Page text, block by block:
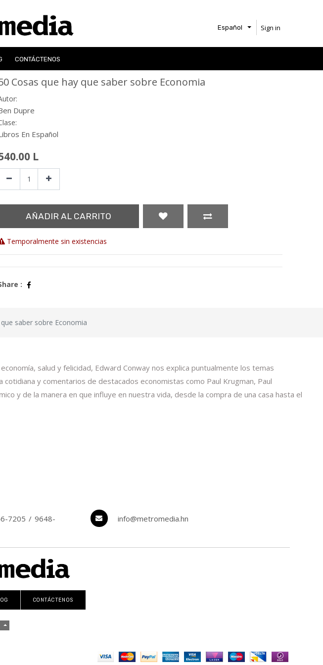
Español Sign in
CONTÁCTENOS
Cosas que hay que saber sobre Economia
Dupre
En Español
L
AÑADIR AL CARRITO
Temporalmente sin existencias
:
saber sobre Economia
salud y felicidad, Edward Conway nos explica puntualmente los temas
y comentarios de destacados economistas como Paul Krugman, Paul
y de la manera en que influye en nuestra vida, desde la compra de una casa hasta el
7205 / 9648-
info@metromedia.hn
CONTÁCTENOS